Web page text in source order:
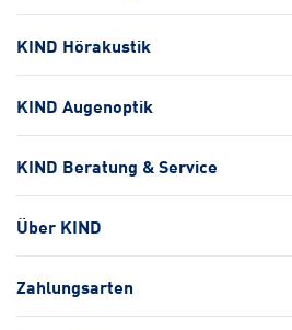
KIND Hörakustik
KIND Augenoptik
KIND Beratung & Service
Über KIND
Zahlungsarten